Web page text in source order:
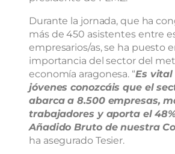
Durante la jornada, que ha
más de 450 asistentes entre
empresarios/as, se ha puesto
importancia del sector del
economía aragonesa. “Es vital
jóvenes conozcáis que el
abarca a 8.500 empresas,
trabajadores y aporta el
Añadido Bruto de nuestra
ha asegurado Tesier.